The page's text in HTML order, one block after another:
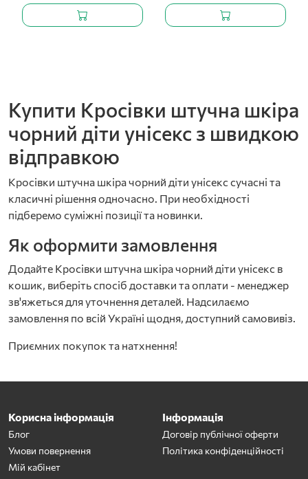
Купити Кросівки штучна шкіра
чорний діти унісекс з швидкою
відправкою
Кросівки штучна шкіра чорний діти унісекс сучасні та
класичні рішення одночасно. При необхідності
підберемо суміжні позиції та новинки.
Як оформити замовлення
Додайте Кросівки штучна шкіра чорний діти унісекс в
кошик, виберіть спосіб доставки та оплати - менеджер
зв'яжеться для уточнення деталей. Надсилаємо
замовлення по всій Україні щодня, доступний самовивіз.
Приємних покупок та натхнення!
Інформація
Договір публічної оферти
Політика конфіденційності
Корисна інформація
Блог
Умови повернення
Мій кабінет